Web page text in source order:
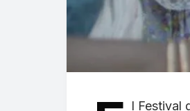
l Festival